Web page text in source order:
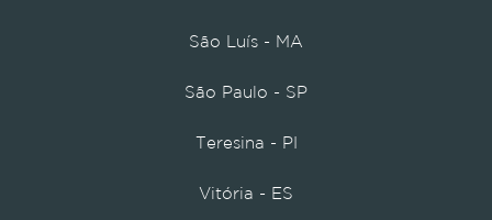
São Luís - MA
São Paulo - SP
Teresina - PI
Vitória - ES